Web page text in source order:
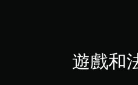
遊戲和